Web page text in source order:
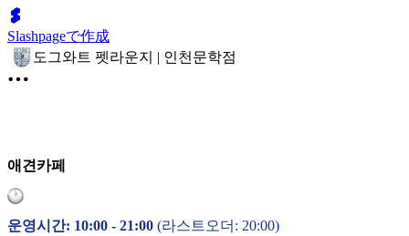
Slashpageで作成
도그와트 펫라운지 | 인천문학점
애견카페
운영시간: 10:00 - 21:00 (라스트오더: 20:00)